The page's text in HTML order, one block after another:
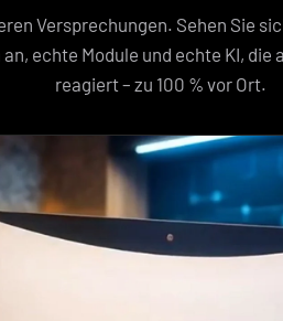
Versprechungen. Sehen Sie
echte Module und echte KI, die
reagiert – zu 100 % vor Ort.